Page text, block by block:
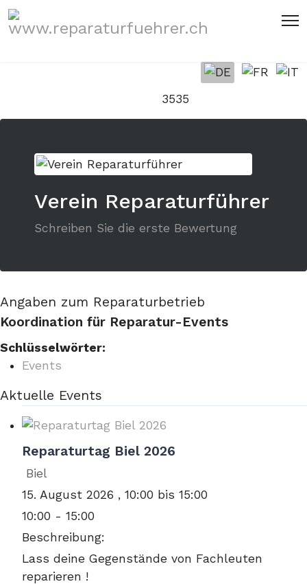
3535
Verein Reparaturführer
Schreiben Sie die erste Bewertung
Angaben zum Reparaturbetrieb
Koordination für Reparatur-Events
Schlüsselwörter:
Events
Aktuelle Events
Reparaturtag Biel 2026
Biel
15. August 2026 , 10:00 bis 15:00
10:00 - 15:00
Beschreibung:
Lass deine Gegenstände von Fachleuten
reparieren !